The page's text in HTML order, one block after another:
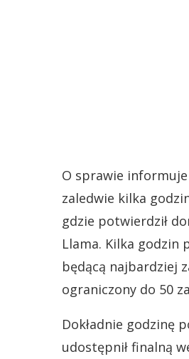
O sprawie
zaledwie kilka
gdzie potwierdził
Llama. Kilka godzin
będącą najbardziej
ograniczony do 50
Dokładnie godzinę
udostępnił finalną